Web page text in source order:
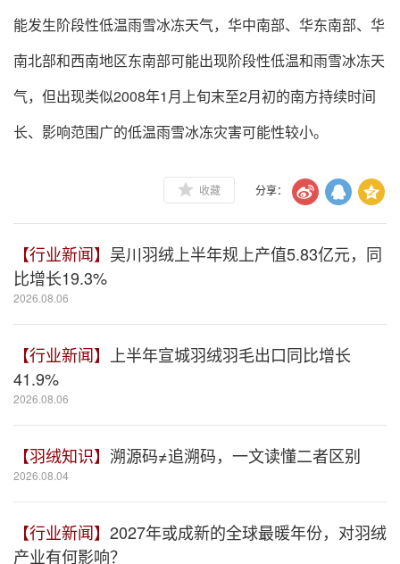
能发生阶段性低温雨雪冰冻天气，华中南部、华东南部、华
南北部和西南地区东南部可能出现阶段性低温和雨雪冰冻天
气，但出现类似2008年1月上旬末至2月初的南方持续时间
长、影响范围广的低温雨雪冰冻灾害可能性较小。
收藏 分享：
【行业新闻】 吴川羽绒上半年规上产值5.83亿元，同
比增长19.3%
2026.08.06
【行业新闻】
上半年宣城羽绒羽毛出口同比增长
41.9%
2026.08.06
【羽绒知识】 溯源码≠追溯码，一文读懂二者区别
2026.08.04
【行业新闻】 2027年或成新的全球最暖年份，对羽绒
产业有何影响？